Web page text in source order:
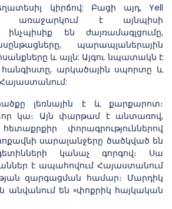
կիրճով: Բացի այդ, Yell
ն առաջարկում է այնպիսի
ինչպիսիք են ժայռամագլցումը,
պարապլաներային
և այլն: Այգու նպատակն է
արկածային սպորտը և
Հայաստանում:
լեռնային է և քարքարոտ։
կա։ Այն փարթամ է անտառով,
փորագրություններով
սարալանջերը ծածկված են
կանաչ գորգով։ Սա
է ապահովում Հայաստանում
զարգացման համար։ Մարդիկ
անվանում են «փոքրիկ հայկական